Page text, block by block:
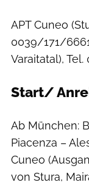
APT Cuneo
0039/171/
Varaitatal),
Start/
Ab München:
Piacenza –
Cuneo
von Stura,